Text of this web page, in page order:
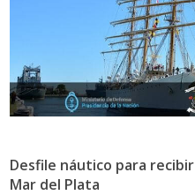
Desfile náutico para
Mar del Plata